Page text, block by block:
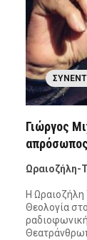
Γιώργος
Ωραιοζήλη-
Η Ωραιοζήλη
Θεολογία